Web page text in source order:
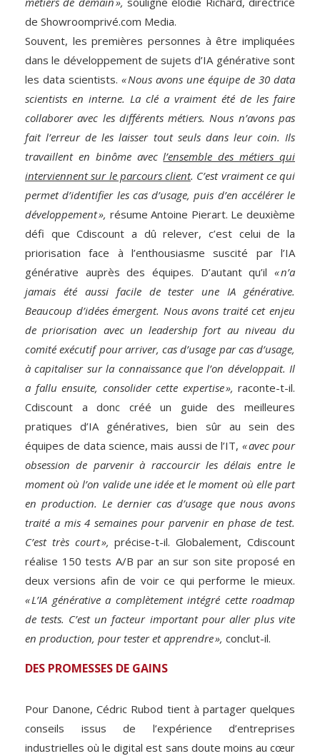
de Showroomprivé.com Media.
Souvent, les premières personnes à être impliquées
dans le développement de sujets d’IA générative sont
les data scientists. « Nous avons une équipe de 30 data
scientists en interne. La clé a vraiment été de les faire
collaborer avec les différents métiers. Nous n’avons pas
fait l’erreur de les laisser tout seuls dans leur coin. Ils
travaillent en binôme avecl’ensemble des métiers qui
interviennent sur le parcours client. C’est vraiment ce qui
permet d’identifier les cas d’usage, puis d’en accélérer le
développement », résume Antoine Pierart. Le deuxième
défi que Cdiscount a dû relever, c’est celui de la
priorisation face à l’enthousiasme suscité par l’IA
générative auprès des équipes. D’autant qu’il « n’a
jamais été aussi facile de tester une IA générative.
Beaucoup d’idées émergent. Nous avons traité cet enjeu
de priorisation avec un leadership fort au niveau du
comité exécutif pour arriver, cas d’usage par cas d’usage,
à capitaliser sur la connaissance que l’on développait. Il
a fallu ensuite, consolider cette expertise », raconte-t-il.
Cdiscount a donc créé un guide des meilleures
pratiques d’IA génératives, bien sûr au sein des
équipes de data science, mais aussi de l’IT, « avec pour
obsession de parvenir à raccourcir les délais entre le
moment où l’on valide une idée et le moment où elle part
en production. Le dernier cas d’usage que nous avons
traité a mis 4 semaines pour parvenir en phase de test.
C’est très court », précise-t-il. Globalement, Cdiscount
réalise 150 tests A/B par an sur son site proposé en
deux versions afin de voir ce qui performe le mieux.
« L’IA générative a complètement intégré cette roadmap
de tests. C’est un facteur important pour aller plus vite
en production, pour tester et apprendre », conclut-il.
DES PROMESSES DE GAINS
Pour Danone, Cédric Rubod tient à partager quelques
conseils issus de l’expérience d’entreprises
industrielles où le digital est sans doute moins au cœur